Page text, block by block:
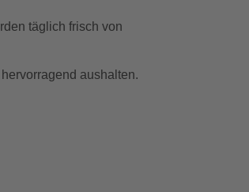
täglich frisch von
aushalten.